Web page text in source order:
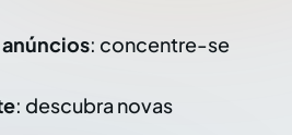
: concentre-se
: descubra novas